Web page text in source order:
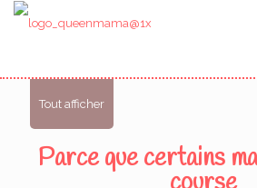
Tout afficher
Parce que certains